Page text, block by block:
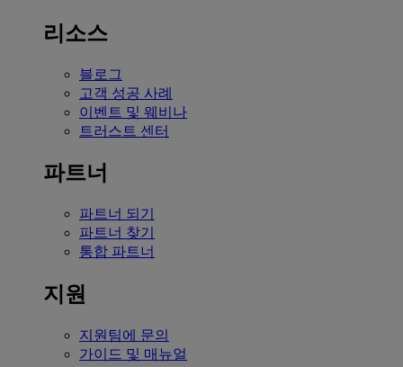
리소스
블로그
고객 성공 사례
이벤트 및 웨비나
트러스트 센터
파트너
파트너 되기
파트너 찾기
통합 파트너
지원
지원팀에 문의
가이드 및 매뉴얼